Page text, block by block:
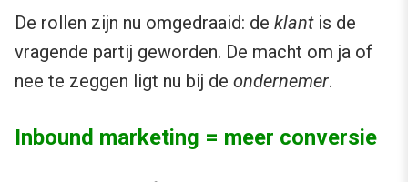
De rollen zijn nu omgedraaid: de klantis de
vragende partij geworden. De macht om ja of
nee te zeggen ligt nu bij de ondernemer.
Inbound marketing = meer conversie